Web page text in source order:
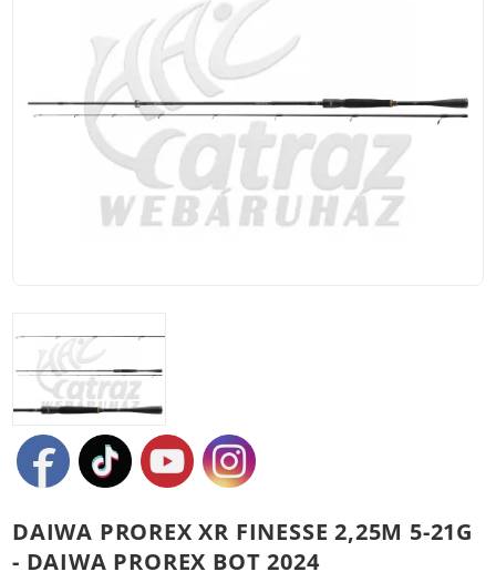
DAIWA PROREX XR FINESSE 2,25M 5-21G
- DAIWA PROREX BOT 2024